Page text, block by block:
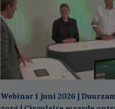
Webinar 1 juni 2026 |